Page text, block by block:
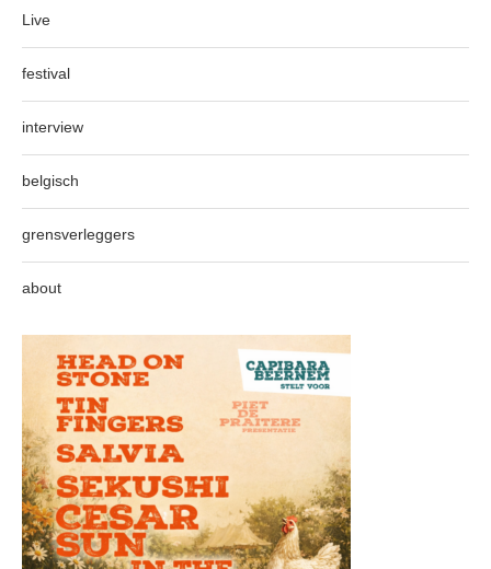
Live
festival
interview
belgisch
grensverleggers
about